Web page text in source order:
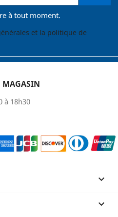
à tout moment.
et la politique de
MAGASIN
à 18h30

